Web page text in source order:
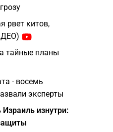
рвет китов,
тайные планы
- восемь
эксперты
изнутри: